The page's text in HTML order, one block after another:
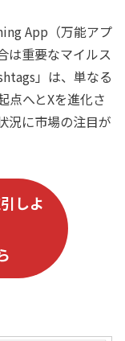
App（万能アプ
は重要なマイルス
」は、単なる
点へとXを進化さ
況に市場の注目が
しよ